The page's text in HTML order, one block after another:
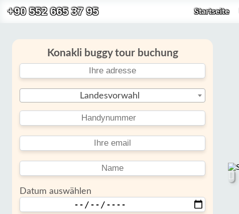
+90 552 665 37 95 Startseite
Konakli buggy tour buchung
Landesvorwahl
Datum auswählen